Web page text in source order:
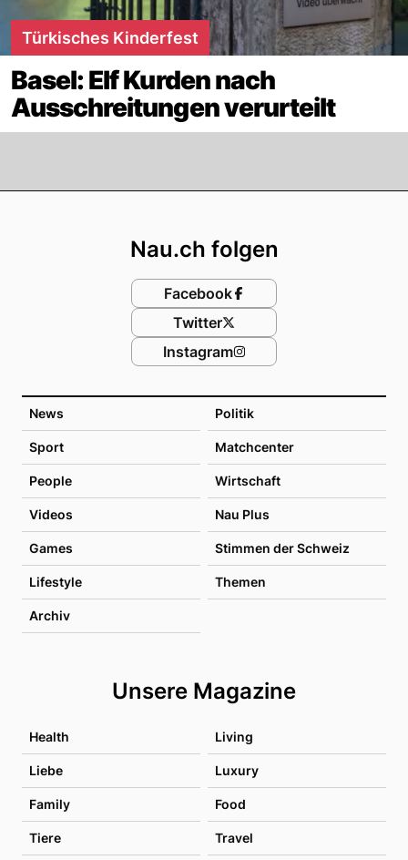
Türkisches Kinderfest
Basel: Elf Kurden nach
Ausschreitungen verurteilt
News Politik
Sport Matchcenter
People Wirtschaft
Videos Nau Plus
Games Stimmen der Schweiz
Lifestyle Themen
Archiv
Unsere Magazine
Health Living
Liebe Luxury
Family Food
Tiere Travel
Nau.ch folgen
Facebook
Twitter
Instagram